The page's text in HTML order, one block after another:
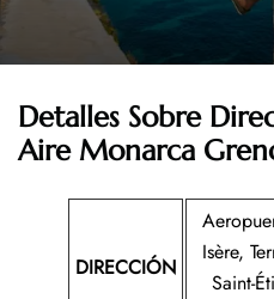
Detalles Sobre
Aire Monarca
DIRECCIÓN
Isère,
Saint-